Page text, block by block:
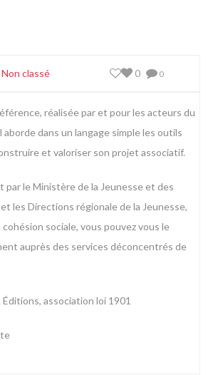
Non classé 0
0
réalisée par et pour les acteurs du
aborde dans un langage simple les outils
et valoriser son projet associatif.
par le Ministère de la Jeunesse et des
les Directions régionale de la Jeunesse,
sociale, vous pouvez vous le
auprès des services déconcentrés de
association loi 1901